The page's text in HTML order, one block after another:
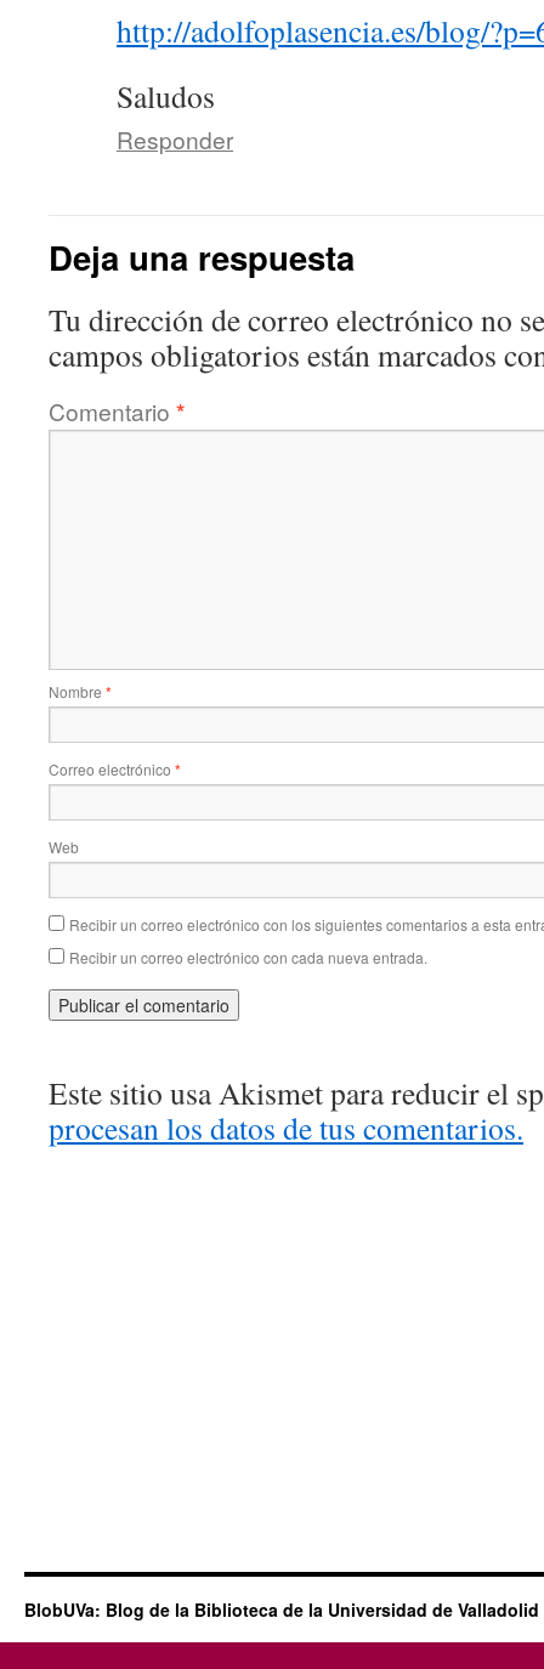
http://adolfoplasencia.es/blog/
Saludos
Responder
Deja una respuesta
Tu dirección de correo electrónico no
campos obligatorios están marcados
Comentario *
Nombre *
Correo electrónico *
Web
Recibir un correo electrónico con los siguientes comentarios a esta
Recibir un correo electrónico con cada nueva entrada.
Este sitio usa Akismet para reducir el
procesan los datos de tus comentarios.
BlobUVa: Blog de la Biblioteca de la Universidad de Valladolid